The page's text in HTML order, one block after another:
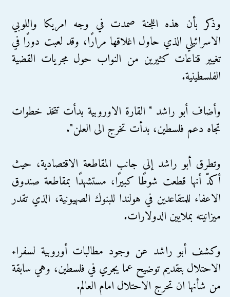
وذكر بأن هذه اللجنة صمدت في وجه امريكا واللوبي
الاسرائيلي الذي حاول اغلاقها مرارًا، وقد لعبت دورًا في
تغيير قناعات كثيرين من النواب حول مجريات القضية
الفلسطينية.
وأضاف أبو راشد " القارة الاوروبية بدأت تتخذ خطوات
تجاه دعم فلسطين، بدأت تخرج الى العلن".
وتطرق أبو راشد إلى جانب المقاطعة الاقتصادية، حيث
أكدّ أنها قطعت شوطًا كبيرًا، مستشهدًا بمقاطعة صندوق
الاعفاء للمتقاعدين في هولندا للبنوك الصهيونية، الذي تقدر
ميزانيته بملايين الدولارات.
وكشف أبو راشد عن وجود مطالبات أوروبية لسفراء
الاحتلال بتقديم توضيح عما يجري في فلسطين، وهي سابقة
من شأنها ان تحرج الاحتلال امام العالم.